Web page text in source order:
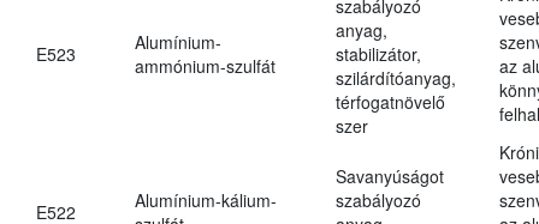
E523
Alumínium-
ammónium-szulfát
szabályozó
anyag,
stabilizátor,
szilárdítóanyag,
térfogatnövelő
szer
az
E522
Alumínium-kálium-
Savanyúságot
szabályozó